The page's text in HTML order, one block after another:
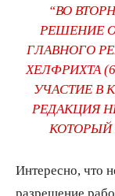
“ВО
РЕШЕНИЕ
ГЛАВНОГО
ХЕЛФРИХТА
УЧАСТИЕ В
РЕДАКЦИЯ
КОТОРЫЙ
Интересно, что
разрешение